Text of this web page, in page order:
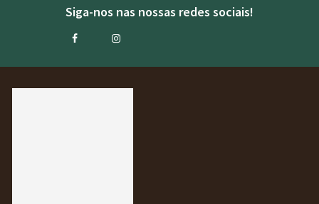
Siga-nos nas nossas redes sociais!